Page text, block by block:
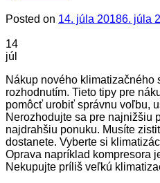
Posted on 14. júla 20186. júla
14
júl
Nákup nového klimatizačného
rozhodnutím. Tieto tipy pre
pomôcť urobiť správnu voľbu,
Nerozhodujte sa pre najnižšiu
najdrahšiu ponuku. Musíte
dostanete. Vyberte si
Oprava napríklad kompresora
Nekupujte príliš veľkú